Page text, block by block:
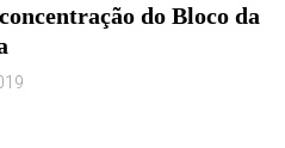
do Bloco da